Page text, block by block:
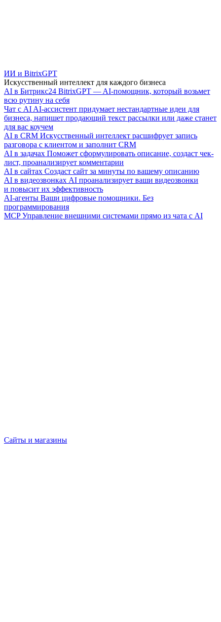
ИИ и BitrixGPT
Искусственный интеллект для каждого бизнеса
AI в Битрикс24 BitrixGPT — AI-помощник, который возьмет
всю рутину на себя
Чат с AI AI-ассистент придумает нестандартные идеи для
бизнеса, напишет продающий текст рассылки или даже станет
для вас коучем
AI в CRM Искусственный интеллект расшифрует запись
разговора с клиентом и заполнит CRM
AI в задачах Поможет сформулировать описание, создаст чек-
лист, проанализирует комментарии
AI в сайтах Создаст сайт за минуты по вашему описанию
AI в видеозвонках AI проанализирует ваши видеозвонки
и повысит их эффективность
AI-агенты Ваши цифровые помощники. Без
программирования
MCP Управление внешними системами прямо из чата с AI
Сайты и магазины